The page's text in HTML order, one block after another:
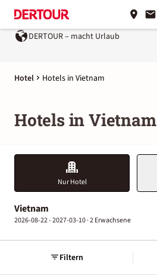
DERTOUR – macht Urlaub
Hotel Hotels in Vietnam
Hotels in Vietnam
Nur Hotel
Vietnam
2026-08-22 - 2027-03-10 ·2 Erwachsene
Filtern